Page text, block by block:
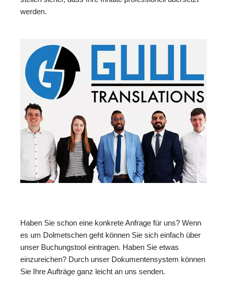
werden.
Haben Sie schon eine konkrete Anfrage für uns? Wenn
es um Dolmetschen geht können Sie sich einfach über
unser Buchungstool eintragen. Haben Sie etwas
einzureichen? Durch unser Dokumentensystem können
Sie Ihre Aufträge ganz leicht an uns senden.